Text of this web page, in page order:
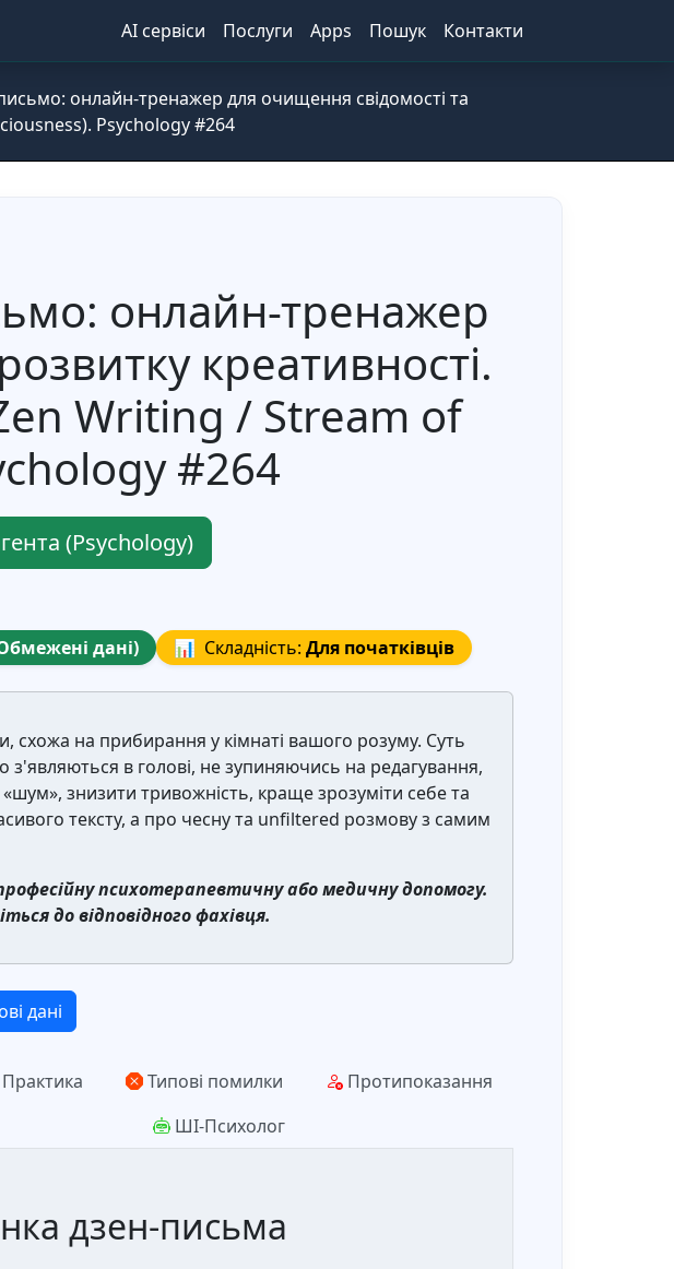
AI сервіси Послуги Apps Пошук Контакти
онлайн-тренажер для очищення свідомості та
Psychology #264
онлайн-тренажер
креативності.
Writing / Stream of
#264
(Psychology)
дані) 📊 Складність: Для початківців
схожа на прибирання у кімнаті вашого розуму. Суть
в голові, не зупиняючись на редагування,
знизити тривожність, краще зрозуміти себе та
тексту, а про чесну та unfiltered розмову з самим
психотерапевтичну або медичну допомогу.
до відповідного фахівця.
дані
Типові помилки
Протипоказання
ШІ-Психолог
дзен-письма